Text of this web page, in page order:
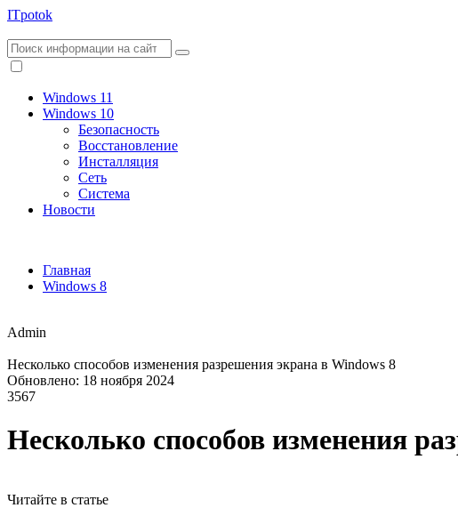
ITpotok
Windows 11
Windows 10
Безопасность
Восстановление
Инсталляция
Сеть
Система
Новости
Главная
Windows 8
Admin
Несколько способов изменения разрешения экрана в Windows 8
Обновлено: 18 ноября 2024
3567
Несколько способов изменения
Читайте в статье